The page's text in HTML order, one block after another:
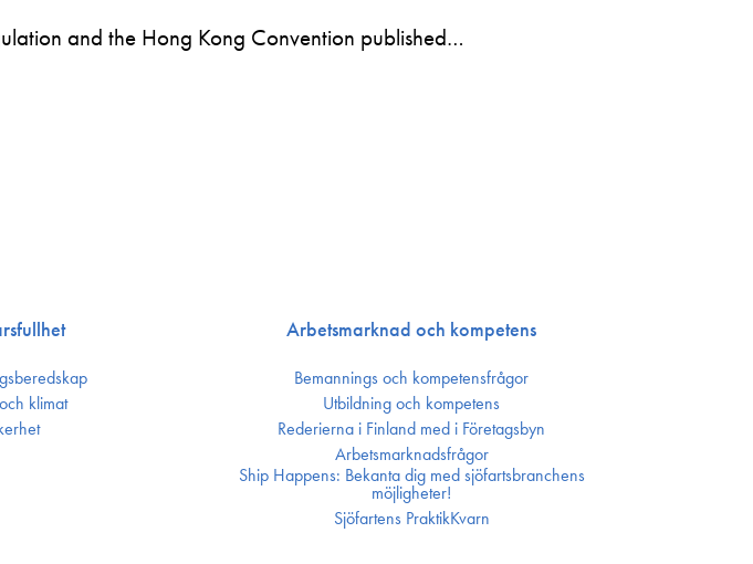
and the Hong Kong Convention published…
klimat
Arbetsmarknad och kompetens
Bemannings och kompetens­frågor
Utbildning och kompetens
Rederierna i Finland med i Företagsbyn
Arbetsmarknadsfrågor
Ship Happens: Bekanta dig med sjöfartsbranchens
möjligheter!
Sjöfartens PraktikKvarn